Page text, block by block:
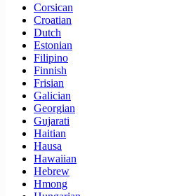
Corsican
Croatian
Dutch
Estonian
Filipino
Finnish
Frisian
Galician
Georgian
Gujarati
Haitian
Hausa
Hawaiian
Hebrew
Hmong